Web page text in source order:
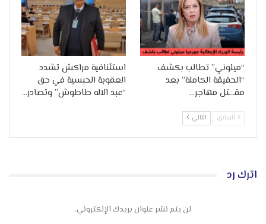
“ميلوني” تطالب بكشف
“الحقيقة الكاملة” بعد
مقـ.ـتل مهاجر…
استئنافية مراكش تشدد
العقوبة الحبسية في حق
“عبد الاله طاطوش” وتصادر…
السابق التالي
اترك رد
لن يتم نشر عنوان بريدك الإلكتروني.